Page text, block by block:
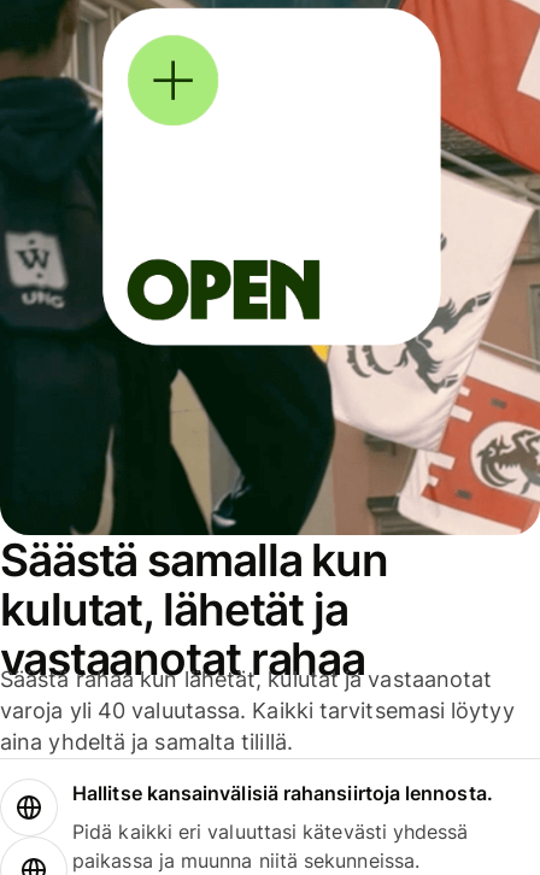
Säästä samalla kun
kulutat, lähetät ja
vastaanotat rahaa
Säästä rahaa kun lähetät, kulutat ja vastaanotat
varoja yli 40 valuutassa. Kaikki tarvitsemasi löytyy
aina yhdeltä ja samalta tilillä.
Hallitse kansainvälisiä rahansiirtoja lennosta.
Pidä kaikki eri valuuttasi kätevästi yhdessä
paikassa ja muunna niitä sekunneissa.